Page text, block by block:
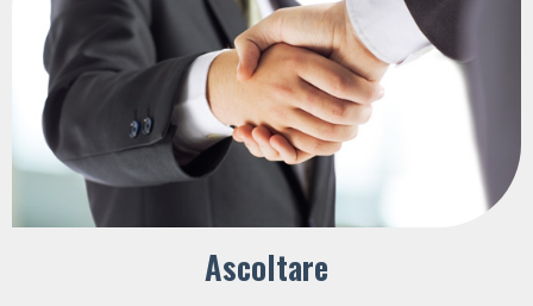
Ascoltare